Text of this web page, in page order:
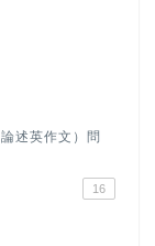
述英作文）問
16